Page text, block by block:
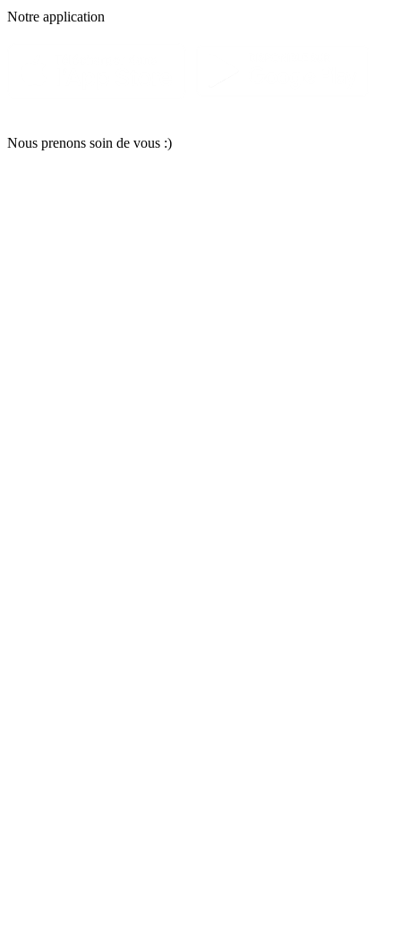
Notre application
Nous prenons soin de vous :)